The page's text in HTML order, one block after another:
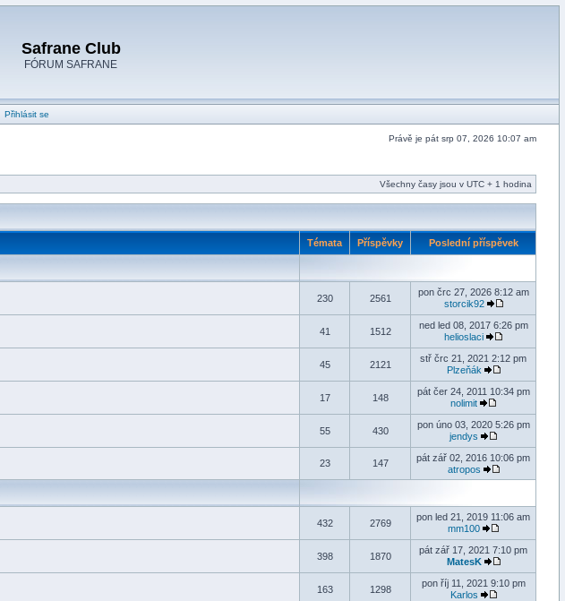
Safrane Club
FÓRUM SAFRANE
Přihlásit se
Právě je pát srp 07, 2026 10:07 am
Všechny časy jsou v UTC + 1 hodina
Témata Příspěvky Poslední příspěvek
230 2561
pon črc 27, 2026 8:12 am
storcik92
41 1512
ned led 08, 2017 6:26 pm
helioslaci
45 2121
stř črc 21, 2021 2:12 pm
Plzeňák
17 148
pát čer 24, 2011 10:34 pm
nolimit
55 430
pon úno 03, 2020 5:26 pm
jendys
23 147
pát zář 02, 2016 10:06 pm
atropos
432 2769
pon led 21, 2019 11:06 am
mm100
398 1870
pát zář 17, 2021 7:10 pm
MatesK
163 1298
pon říj 11, 2021 9:10 pm
Karlos